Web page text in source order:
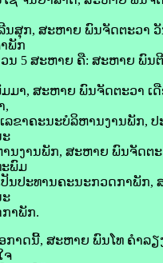
ນສຸກ, ສະຫາຍ ພົນຈັດຕະວາ
ພັກ
ນ 5 ສະຫາຍ ຄື: ສະຫາຍ ພົນ
ມາ, ສະຫາຍ ພົນຈັດຕະວາ ເ
,
ລຂາຄະນະບໍລິຫານງານພັກ,
ະ
ນງານພັກ, ສະຫາຍ ພົນຈັດຕ
ພົມ
ປັນປະທານຄະນະກວດກາພັກ,
ະ
າພັກ.
າດນີ້, ສະຫາຍ ພົນໂທ ຄໍາລຽ
ຈ